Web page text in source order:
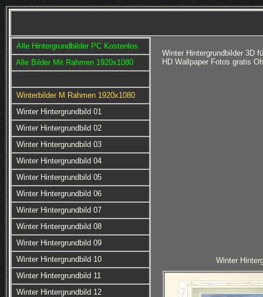
Alle Hintergrundbilder PC Kostenlos
Alle Bilder Mit Rahmen 1920x1080
Winterbilder M Rahmen 1920x1080
Winter Hintergrundbild 01
Winter Hintergrundbild 02
Winter Hintergrundbild 03
Winter Hintergrundbild 04
Winter Hintergrundbild 05
Winter Hintergrundbild 06
Winter Hintergrundbild 07
Winter Hintergrundbild 08
Winter Hintergrundbild 09
Winter Hintergrundbild 10
Winter Hintergrundbild 11
Winter Hintergrundbild 12
Winter Hintergrundbilder 3D
HD Wallpaper Fotos gratis
Winter